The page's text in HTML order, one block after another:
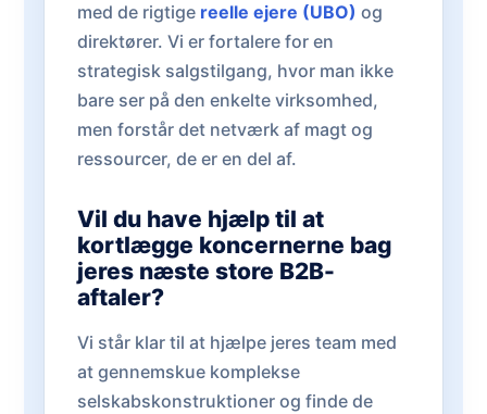
med de rigtige reelle ejere (UBO) og
direktører. Vi er fortalere for en
strategisk salgstilgang, hvor man ikke
bare ser på den enkelte virksomhed,
men forstår det netværk af magt og
ressourcer, de er en del af.
Vil du have hjælp til at
kortlægge koncernerne bag
jeres næste store B2B-
aftaler?
Vi står klar til at hjælpe jeres team med
at gennemskue komplekse
selskabskonstruktioner og finde de